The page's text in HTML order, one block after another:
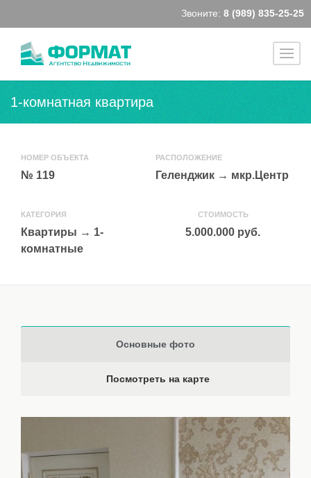
Звоните: 8 (989) 835-25-25
1-комнатная квартира
НОМЕР ОБЪЕКТА
№ 119
РАСПОЛОЖЕНИЕ
Геленджик → мкр.Центр
КАТЕГОРИЯ
Квартиры → 1-
комнатные
СТОИМОСТЬ
5.000.000 руб.
Основные фото
Посмотреть на карте